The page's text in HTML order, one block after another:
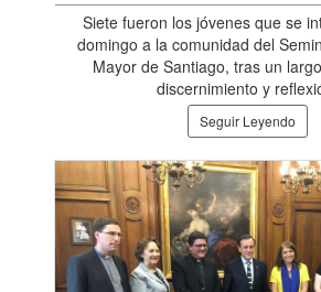
Siete fueron los jóvenes que se
domingo a la comunidad del
Mayor de Santiago, tras un
discernimiento y
Seguir Leyendo